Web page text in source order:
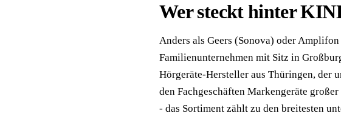
Wer steckt hinter
Anders als Geers (Sonova) oder
Familienunternehmen mit Sitz in
Hörgeräte-Hersteller aus Thüringen, der
den Fachgeschäften Markengeräte
- das Sortiment zählt zu den breitesten